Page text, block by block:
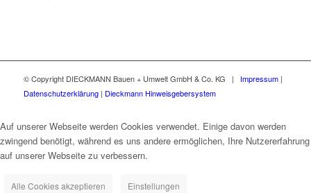
© Copyright DIECKMANN Bauen + Umwelt GmbH & Co. KG | Impressum|
Datenschutzerklärung| Dieckmann Hinweisgebersystem
Auf unserer Webseite werden Cookies verwendet. Einige davon werden
zwingend benötigt, während es uns andere ermöglichen, Ihre Nutzererfahrung
auf unserer Webseite zu verbessern.
Alle Cookies akzeptieren Einstellungen